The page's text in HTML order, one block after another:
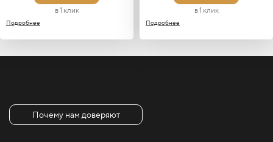
в 1 клик
Подробнее
в 1 клик
Подробнее
Почему нам доверяют